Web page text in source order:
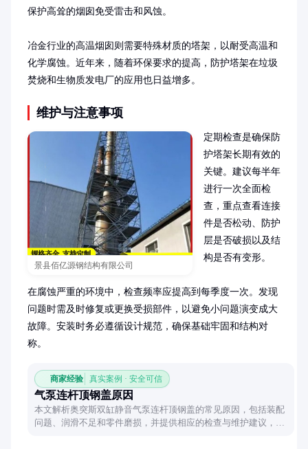
保护高耸的烟囱免受雷击和风蚀。
冶金行业的高温烟囱则需要特殊材质的塔架，以耐受高温和
化学腐蚀。近年来，随着环保要求的提高，防护塔架在垃圾
焚烧和生物质发电厂的应用也日益增多。
维护与注意事项
景县佰亿源钢结构有限公司
定期检查是确保防
护塔架长期有效的
关键。建议每半年
进行一次全面检
查，重点查看连接
件是否松动、防护
层是否破损以及结
构是否有变形。
在腐蚀严重的环境中，检查频率应提高到每季度一次。发现
问题时需及时修复或更换受损部件，以避免小问题演变成大
故障。安装时务必遵循设计规范，确保基础牢固和结构对
称。
商家经验 真实案例 · 安全可信
气泵连杆顶钢盖原因
本文解析奥突斯双缸静音气泵连杆顶钢盖的常见原因，包括装配
问题、润滑不足和零件磨损，并提供相应的检查与维护建议，帮